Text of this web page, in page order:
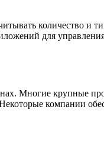
количество и
для
Многие крупные
компании